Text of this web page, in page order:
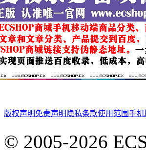
版权声明免责声明 隐私条款使用范围手机
© 2005-2026